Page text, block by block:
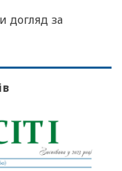
догляд за